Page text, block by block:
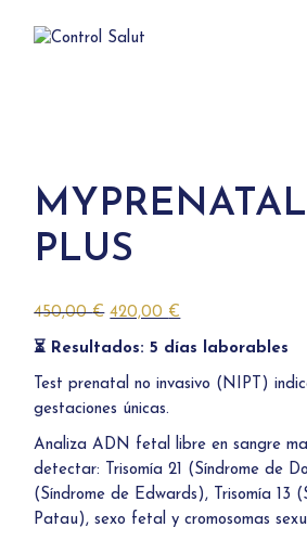
PLUS
450,00€ El
precio
original
era:
450,00 €.
420,00 €
precio
actual
es:
420,00 €.
⏳ Resultados: 5 días laborables
Test prenatal no invasivo (NIPT)
gestaciones únicas.
Analiza ADN fetal libre en sangre
detectar: Trisomía 21 (Síndrome de
(Síndrome de Edwards), Trisomía 13
Patau), sexo fetal y cromosomas